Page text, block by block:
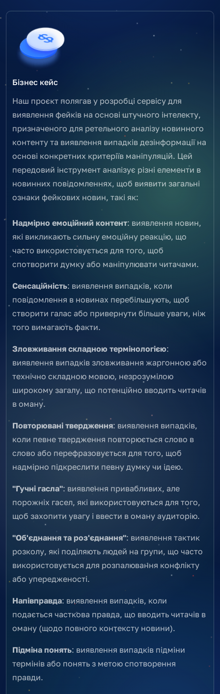
Бізнес кейс
Наш проєкт полягав у розробці сервісу для
виявлення фейків на основі штучного інтелекту,
призначеного для ретельного аналізу новинного
контенту та виявлення випадків дезінформації на
основі конкретних критеріїв маніпуляцій. Цей
передовий інструмент аналізує різні елементи в
новинних повідомленнях, щоб виявити загальні
ознаки фейкових новин, такі як:
Надмірно емоційний контент: виявлення новин,
які викликають сильну емоційну реакцію, що
часто використовується для того, щоб
спотворити думку або маніпулювати читачами.
Сенсаційність: виявлення випадків, коли
повідомлення в новинах перебільшують, щоб
створити галас або привернути більше уваги, ніж
того вимагають факти.
Зловживання складною термінологією:
виявлення випадків зловживання жаргонною або
технічно складною мовою, незрозумілою
широкому загалу, що потенційно вводить читачів
в оману.
Повторювані твердження: виявлення випадків,
коли певне твердження повторюється слово в
слово або перефразовується для того, щоб
надмірно підкреслити певну думку чи ідею.
"Гучні гасла": виявлення привабливих, але
порожніх гасел, які використовуються для того,
щоб захопити увагу і ввести в оману аудиторію.
"Об'єднання та роз'єднання": виявлення тактик
розколу, які поділяють людей на групи, що часто
використовується для розпалювання конфлікту
або упередженості.
Напівправда: виявлення випадків, коли
подається часткова правда, що вводить читачів в
оману (щодо повного контексту новини).
Підміна понять: виявлення випадків підміни
термінів або понять з метою спотворення
правди.